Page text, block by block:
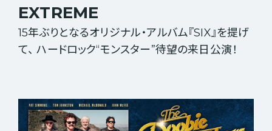
EXTREME
15年ぶりとなるオリジナル・アルバム『SIX』を提げ
て、 ハードロック“モンスター”待望の来日公演！